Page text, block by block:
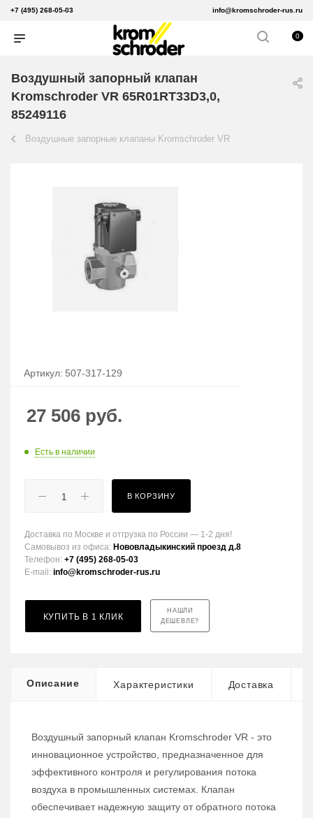
+7 (495) 268-05-03 info@kromschroder-rus.ru
0
Воздушный запорный клапан
Kromschroder VR 65R01RT33D3,0,
85249116
Воздушные запорные клапаны Kromschroder VR
Артикул: 507-317-129
27 506 руб.
Есть в наличии
В КОРЗИНУ
Доставка по Москве и отгрузка по России — 1-2 дня!
Самовывоз из офиса: Нововладыкинский проезд д.8
Телефон: +7 (495) 268-05-03
E-mail: info@kromschroder-rus.ru
КУПИТЬ В 1 КЛИК
НАШЛИ
ДЕШЕВЛЕ?
Описание Характеристики Доставка
Воздушный запорный клапан Kromschroder VR - это
инновационное устройство, предназначенное для
эффективного контроля и регулирования потока
воздуха в промышленных системах. Клапан
обеспечивает надежную защиту от обратного потока